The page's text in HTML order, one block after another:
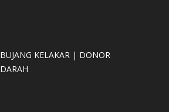
BUJANG KELAKAR | DONOR
DARAH